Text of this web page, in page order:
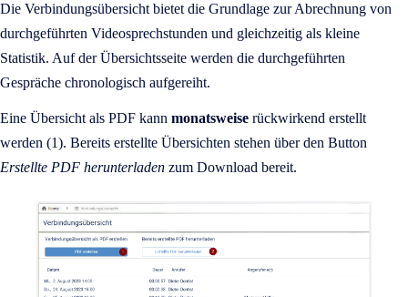
Die Verbindungsübersicht bietet die Grundlage zur Abrechnung von
durchgeführten Videosprechstunden und gleichzeitig als kleine
Statistik. Auf der Übersichtsseite werden die durchgeführten
Gespräche chronologisch aufgereiht.
Eine Übersicht als PDF kann monatsweise rückwirkend erstellt
werden (1). Bereits erstellte Übersichten stehen über den Button
Erstellte PDF herunterladen zum Download bereit.